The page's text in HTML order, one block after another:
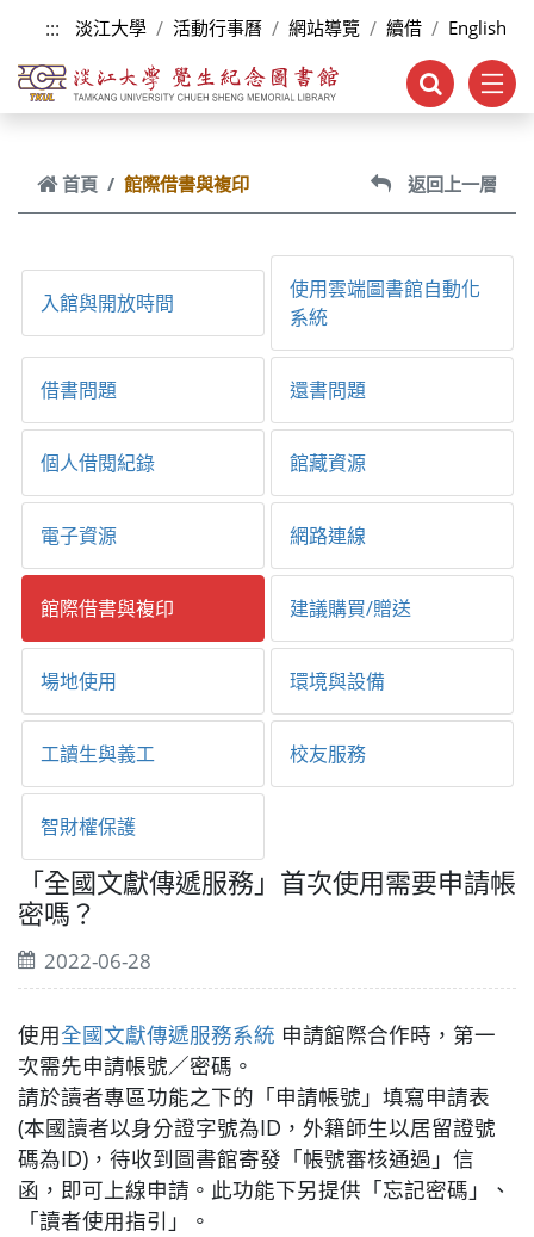
跳到主要內容
::: 淡江大學 活動行事曆 網站導覽 續借 English
首頁 館際借書與複印 返回上一層
入館與開放時間
使用雲端圖書館自動化
系統
借書問題 還書問題
個人借閱紀錄 館藏資源
電子資源 網路連線
館際借書與複印 建議購買/贈送
場地使用 環境與設備
工讀生與義工 校友服務
智財權保護
「全國文獻傳遞服務」首次使用需要申請帳
密嗎？
2022-06-28
使用全國文獻傳遞服務系統 申請館際合作時，第一
次需先申請帳號／密碼。
請於讀者專區功能之下的「申請帳號」填寫申請表
(本國讀者以身分證字號為ID，外籍師生以居留證號
碼為ID)，待收到圖書館寄發「帳號審核通過」信
函，即可上線申請。此功能下另提供「忘記密碼」、
「讀者使用指引」。